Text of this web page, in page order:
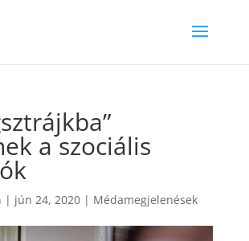
a szociális
| jún 24, 2020| Médamegjelenések